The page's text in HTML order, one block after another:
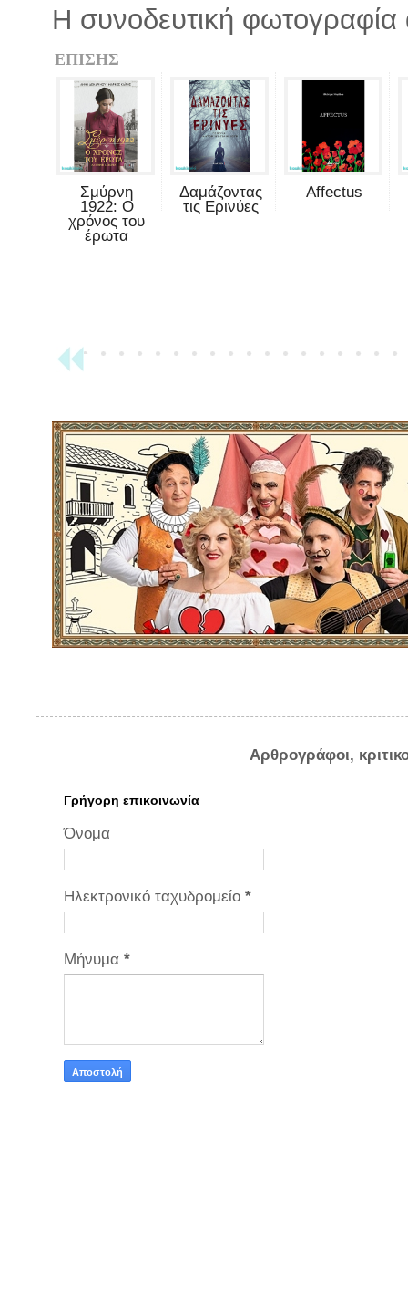
Η συνοδευτική φωτογραφία
ΕΠΙΣΗΣ
Σμύρνη
1922: Ο
χρόνος του
έρωτα
Δαμάζοντας
τις Ερινύες
Affectus
Αρθρογράφοι,
Γρήγορη επικοινωνία
Όνομα
Ηλεκτρονικό ταχυδρομείο *
Μήνυμα *